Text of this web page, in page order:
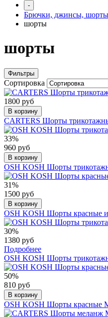
-
Брючки, джинсы, шорты
шорты
шорты
Фильтры
Сортировка
1800 руб
В корзину
CARTERS Шорты
33%
960 руб
В корзину
OSH KOSH Шорты
31%
1500 руб
В корзину
OSH KOSH Шорты красные
30%
1380 руб
Подробнее
OSH KOSH Шорты
50%
810 руб
В корзину
OSH KOSH Шорты красные